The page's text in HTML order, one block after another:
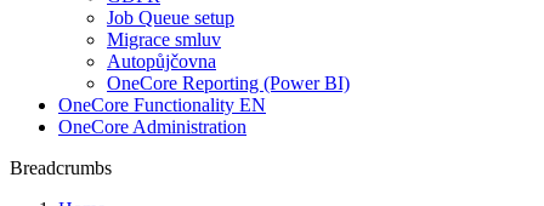
Job Queue setup
Migrace smluv
Autopůjčovna
OneCore Reporting (Power BI)
OneCore Functionality EN
OneCore Administration
Breadcrumbs